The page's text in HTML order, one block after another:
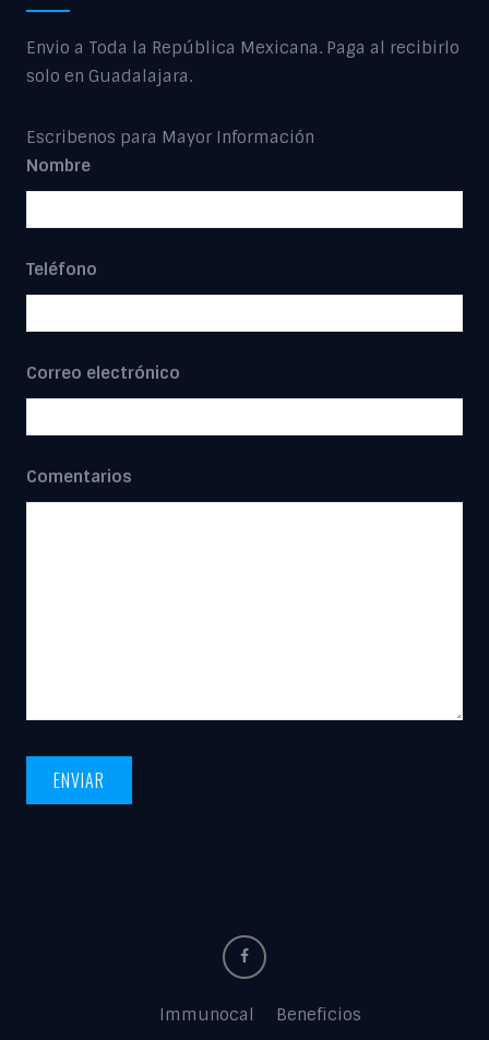
Envio a Toda la República Mexicana. Paga al recibirlo
solo en Guadalajara.
Escribenos para Mayor Información
Nombre
Teléfono
Correo electrónico
Comentarios
Immunocal Beneficios